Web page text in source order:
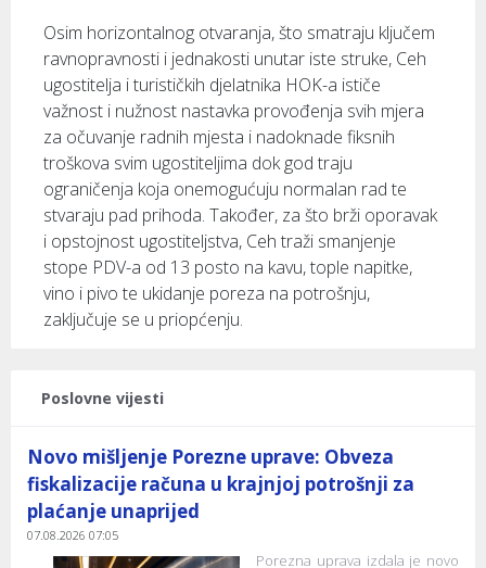
Osim horizontalnog otvaranja, što smatraju ključem
ravnopravnosti i jednakosti unutar iste struke, Ceh
ugostitelja i turističkih djelatnika HOK-a ističe
važnost i nužnost nastavka provođenja svih mjera
za očuvanje radnih mjesta i nadoknade fiksnih
troškova svim ugostiteljima dok god traju
ograničenja koja onemogućuju normalan rad te
stvaraju pad prihoda. Također, za što brži oporavak
i opstojnost ugostiteljstva, Ceh traži smanjenje
stope PDV-a od 13 posto na kavu, tople napitke,
vino i pivo te ukidanje poreza na potrošnju,
zaključuje se u priopćenju.
Poslovne vijesti
Novo mišljenje Porezne uprave: Obveza
fiskalizacije računa u krajnjoj potrošnji za
plaćanje unaprijed
07.08.2026 07:05
Porezna uprava izdala je novo